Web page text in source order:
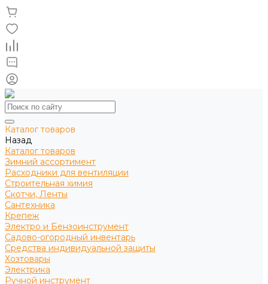
Каталог товаров
Назад
Каталог товаров
Зимний ассортимент
Расходники для вентиляции
Строительная химия
Скотчи, Ленты
Сантехника
Крепеж
Электро и Бензоинструмент
Садово-огородный инвентарь
Средства индивидуальной защиты
Хозтовары
Электрика
Ручной инструмент